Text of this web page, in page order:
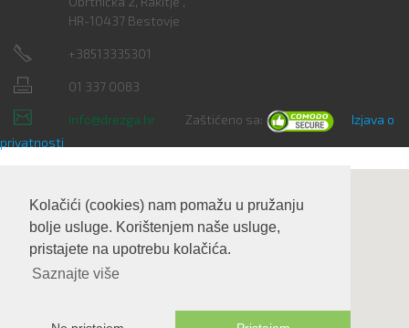
Kolačići (cookies) nam pomažu u pružanju
bolje usluge. Korištenjem naše usluge,
pristajete na upotrebu kolačića.
Saznajte više
HR-10437 Bestovje
+38513335301
01 337 0083
info@drezga.hr Zaštićeno sa:
Izjava o
privatnosti